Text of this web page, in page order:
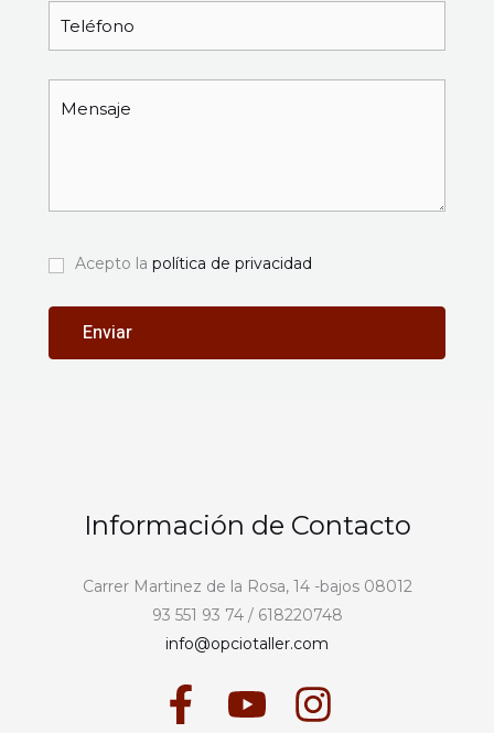
Acepto la política de privacidad
Información de Contacto
Carrer Martinez de la Rosa, 14 -bajos 08012
93 551 93 74 / 618220748
info@opciotaller.com